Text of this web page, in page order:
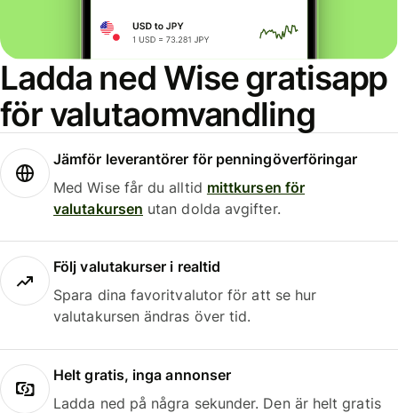
Ladda ned Wise gratisapp
för valutaomvandling
Jämför leverantörer för penningöverföringar
Med Wise får du alltid mittkursen för
valutakursen utan dolda avgifter.
Följ valutakurser i realtid
Spara dina favoritvalutor för att se hur
valutakursen ändras över tid.
Helt gratis, inga annonser
Ladda ned på några sekunder. Den är helt gratis